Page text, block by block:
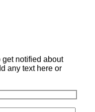
get notified about
any text here or